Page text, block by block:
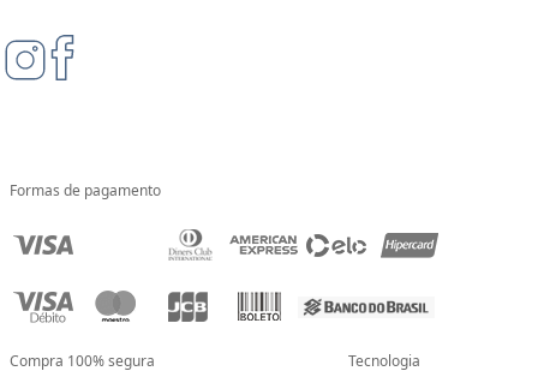
Formas de pagamento
Compra 100% segura Tecnologia